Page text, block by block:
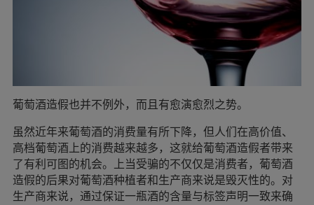
葡萄酒造假也并不例外，而且有愈演愈烈之势。
虽然近年来葡萄酒的消费量有所下降，但人们在高价值、
高档葡萄酒上的消费越来越多，这就给葡萄酒造假者带来
了有利可图的机会。上当受骗的不仅仅是消费者，葡萄酒
造假的后果对葡萄酒种植者和生产商来说是毁灭性的。对
生产商来说，通过保证一瓶酒的含量与标签声明一致来确